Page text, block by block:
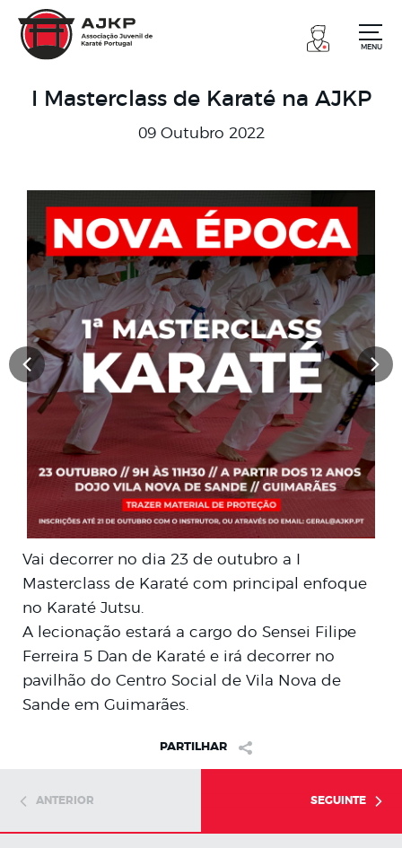
MENU
I Masterclass de Karaté na AJKP
09 Outubro 2022
Vai decorrer no dia 23 de outubro a I
Masterclass de Karaté com principal enfoque
no Karaté Jutsu.
A lecionação estará a cargo do Sensei Filipe
Ferreira 5 Dan de Karaté e irá decorrer no
pavilhão do Centro Social de Vila Nova de
Sande em Guimarães.
PARTILHAR
ANTERIOR SEGUINTE